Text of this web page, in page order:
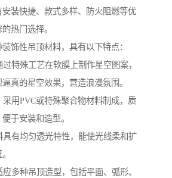
装快捷、款式多样、防火阻燃等优
热门选择。
饰性吊顶材料，具有以下特点：
特殊工艺在软膜上制作星空图案，
真的星空效果，营造浪漫氛围。
用PVC或特殊聚合物材料制成，质
于安装和造型。
具有均匀透光特性，能使光线柔和扩
多种吊顶造型，包括平面、弧形、